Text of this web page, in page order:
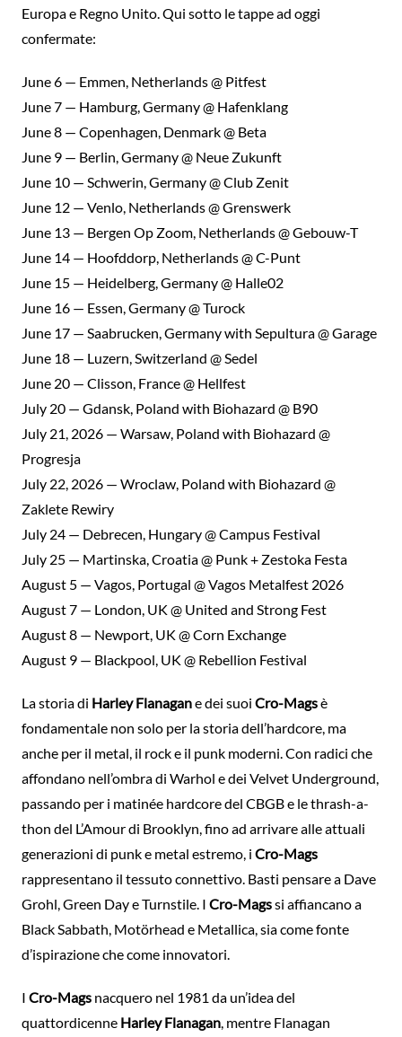
Europa e Regno Unito. Qui sotto le tappe ad oggi
confermate:
June 6 — Emmen, Netherlands @ Pitfest
June 7 — Hamburg, Germany @ Hafenklang
June 8 — Copenhagen, Denmark @ Beta
June 9 — Berlin, Germany @ Neue Zukunft
June 10 — Schwerin, Germany @ Club Zenit
June 12 — Venlo, Netherlands @ Grenswerk
June 13 — Bergen Op Zoom, Netherlands @ Gebouw-T
June 14 — Hoofddorp, Netherlands @ C-Punt
June 15 — Heidelberg, Germany @ Halle02
June 16 — Essen, Germany @ Turock
June 17 — Saabrucken, Germany with Sepultura @ Garage
June 18 — Luzern, Switzerland @ Sedel
June 20 — Clisson, France @ Hellfest
July 20 — Gdansk, Poland with Biohazard @ B90
July 21, 2026 — Warsaw, Poland with Biohazard @
Progresja
July 22, 2026 — Wroclaw, Poland with Biohazard @
Zaklete Rewiry
July 24 — Debrecen, Hungary @ Campus Festival
July 25 — Martinska, Croatia @ Punk + Zestoka Festa
August 5 — Vagos, Portugal @ Vagos Metalfest 2026
August 7 — London, UK @ United and Strong Fest
August 8 — Newport, UK @ Corn Exchange
August 9 — Blackpool, UK @ Rebellion Festival
La storia di Harley Flanagane dei suoi Cro-Magsè
fondamentale non solo per la storia dell’hardcore, ma
anche per il metal, il rock e il punk moderni. Con radici che
affondano nell’ombra di Warhol e dei Velvet Underground,
passando per i matinée hardcore del CBGB e le thrash-a-
thon del L’Amour di Brooklyn, fino ad arrivare alle attuali
generazioni di punk e metal estremo, i Cro-Mags
rappresentano il tessuto connettivo. Basti pensare a Dave
Grohl, Green Day e Turnstile. I Cro-Magssi affiancano a
Black Sabbath, Motörhead e Metallica, sia come fonte
d’ispirazione che come innovatori.
I Cro-Magsnacquero nel 1981 da un’idea del
quattordicenne Harley Flanagan, mentre Flanagan